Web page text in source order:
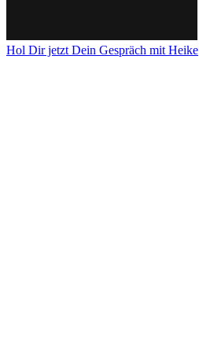
Hol Dir jetzt Dein Gespräch mit Heike